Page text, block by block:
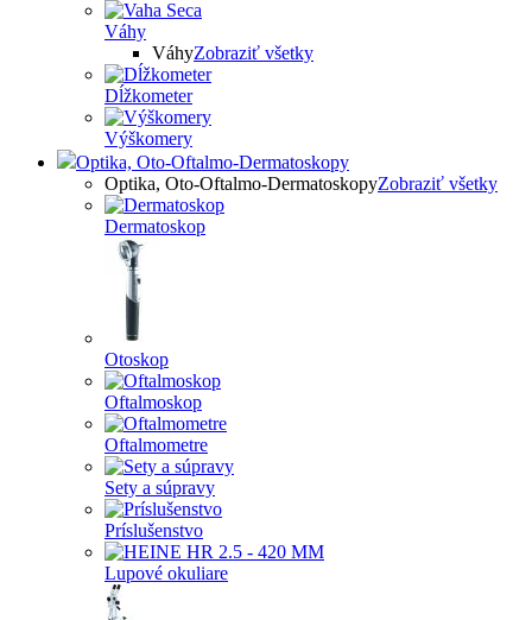
Váhy
VáhyZobraziť všetky
Dĺžkometer
Výškomery
Optika, Oto-Oftalmo-Dermatoskopy
Optika, Oto-Oftalmo-DermatoskopyZobraziť všetky
Dermatoskop
Otoskop
Oftalmoskop
Oftalmometre
Sety a súpravy
Príslušenstvo
Lupové okuliare